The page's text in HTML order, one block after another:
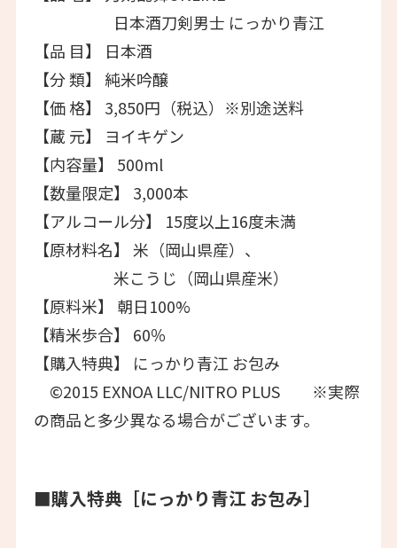
日本酒刀剣男士 にっかり青江
【品 目】 日本酒
【分 類】 純米吟醸
【価 格】 3,850円（税込）※別途送料
【蔵 元】 ヨイキゲン
【内容量】 500ml
【数量限定】 3,000本
【アルコール分】 15度以上16度未満
【原材料名】 米（岡山県産）、
米こうじ（岡山県産米）
【原料米】 朝日100%
【精米歩合】 60％
【購入特典】 にっかり青江 お包み
©2015 EXNOA LLC/NITRO PLUS ※実際
の商品と多少異なる場合がございます。
■購入特典［にっかり青江 お包み］